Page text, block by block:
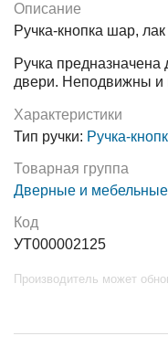
Описание
Ручка-кнопка шар,
Ручка
двери. Неподвижны и
Характеристики
Тип ручки: Ручка-
Товарная группа
Дверные и мебельные
Код
УТ000002125
Производитель может